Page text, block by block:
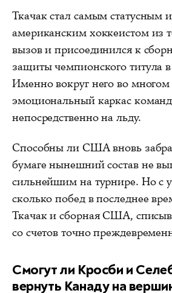
Ткачак стал самым статусным
американским хоккеистом из
вызов и присоединился к
защиты чемпионского титула
Именно вокруг него во многом
эмоциональный каркас
непосредственно на льду.
Способны ли США вновь
бумаге нынешний состав не
сильнейшим на турнире. Но с
сколько побед в последнее
Ткачак и сборная США,
со счетов точно
Смогут ли Кросби и
вернуть Канаду на